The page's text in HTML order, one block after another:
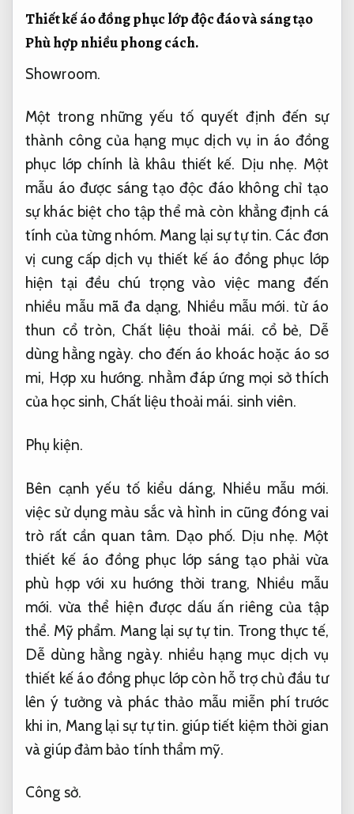
Thiết kế áo đồng phục lớp độc đáo và sáng tạo
Phù hợp nhiều phong cách.
Showroom.
Một trong những yếu tố quyết định đến sự
thành công của hạng mục dịch vụ in áo đồng
phục lớp chính là khâu thiết kế. Dịu nhẹ. Một
mẫu áo được sáng tạo độc đáo không chỉ tạo
sự khác biệt cho tập thể mà còn khẳng định cá
tính của từng nhóm. Mang lại sự tự tin. Các đơn
vị cung cấp dịch vụ thiết kế áo đồng phục lớp
hiện tại đều chú trọng vào việc mang đến
nhiều mẫu mã đa dạng, Nhiều mẫu mới. từ áo
thun cổ tròn, Chất liệu thoải mái. cổ bẻ, Dễ
dùng hằng ngày. cho đến áo khoác hoặc áo sơ
mi, Hợp xu hướng. nhằm đáp ứng mọi sở thích
của học sinh, Chất liệu thoải mái. sinh viên.
Phụ kiện.
Bên cạnh yếu tố kiểu dáng, Nhiều mẫu mới.
việc sử dụng màu sắc và hình in cũng đóng vai
trò rất cần quan tâm. Dạo phố. Dịu nhẹ. Một
thiết kế áo đồng phục lớp sáng tạo phải vừa
phù hợp với xu hướng thời trang, Nhiều mẫu
mới. vừa thể hiện được dấu ấn riêng của tập
thể. Mỹ phẩm. Mang lại sự tự tin. Trong thực tế,
Dễ dùng hằng ngày. nhiều hạng mục dịch vụ
thiết kế áo đồng phục lớp còn hỗ trợ chủ đầu tư
lên ý tưởng và phác thảo mẫu miễn phí trước
khi in, Mang lại sự tự tin. giúp tiết kiệm thời gian
và giúp đảm bảo tính thẩm mỹ.
Công sở.